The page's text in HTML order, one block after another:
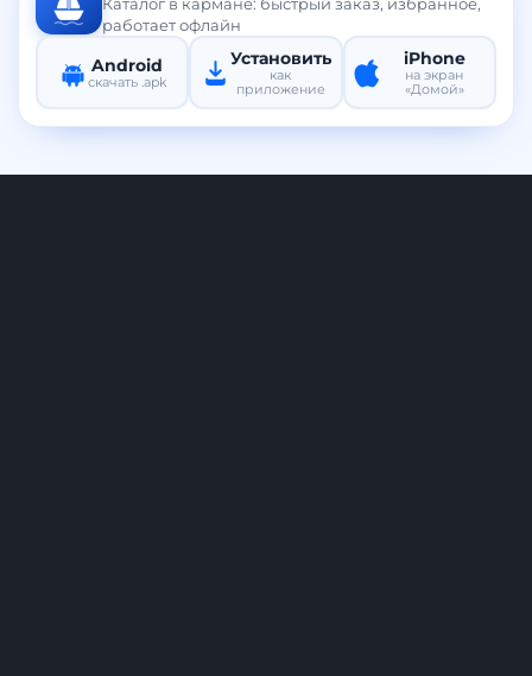
работает офлайн
Android
скачать .apk
Установить
как
приложение
iPhone
на экран
«Домой»